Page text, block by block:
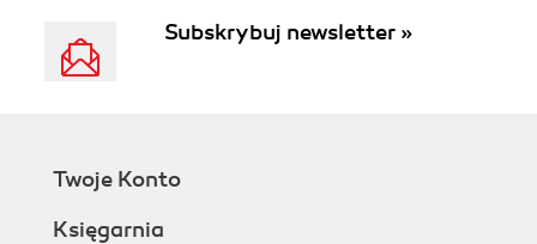
Subskrybuj newsletter »
Twoje Konto
Księgarnia